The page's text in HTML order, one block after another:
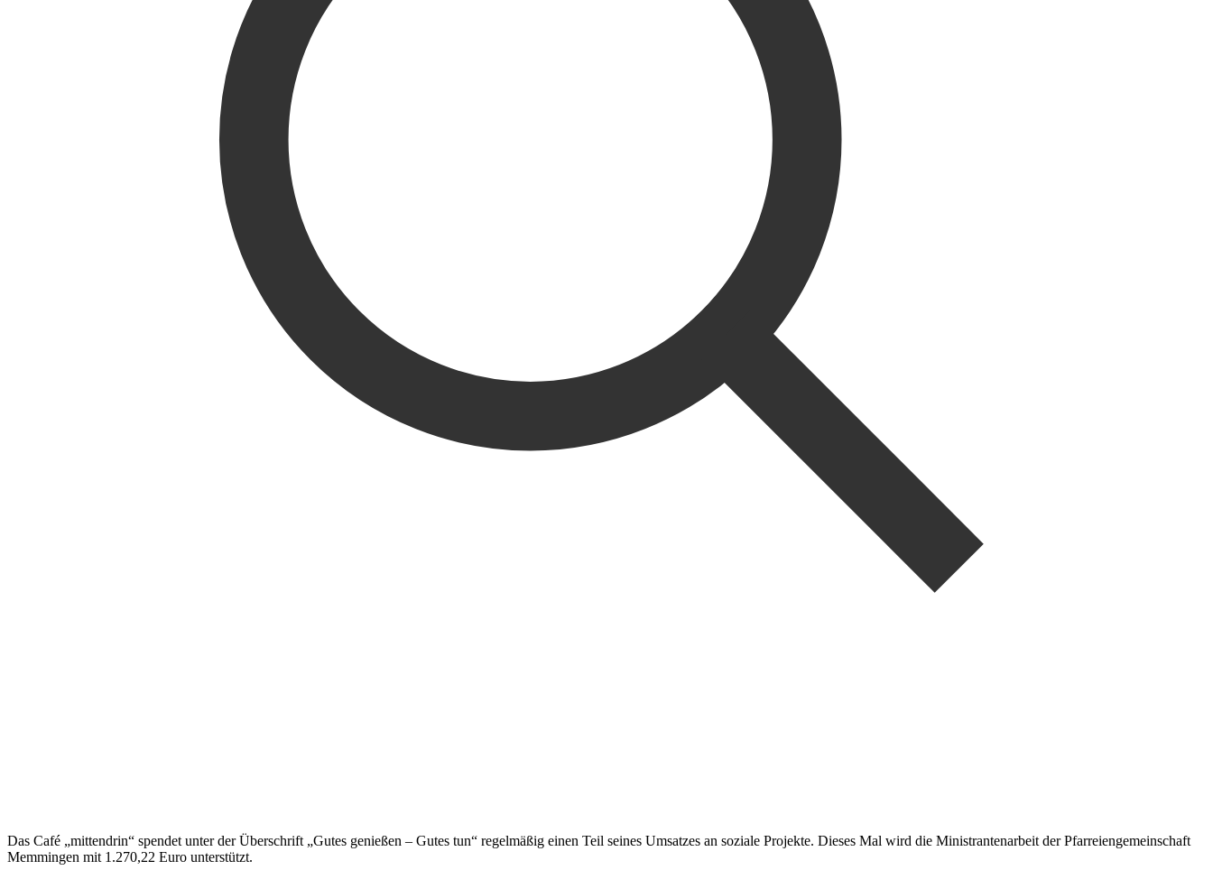
Das Café „mittendrin“ spendet unter der Überschrift „Gutes genießen – Gutes tun“ regelmäßig einen Teil seines Umsatzes an soziale Projekte. Dieses Mal wird die Ministrantenarbeit der Pfarreiengemeinschaft
Memmingen mit 1.270,22 Euro unterstützt.